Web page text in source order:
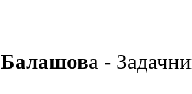
Балашова -